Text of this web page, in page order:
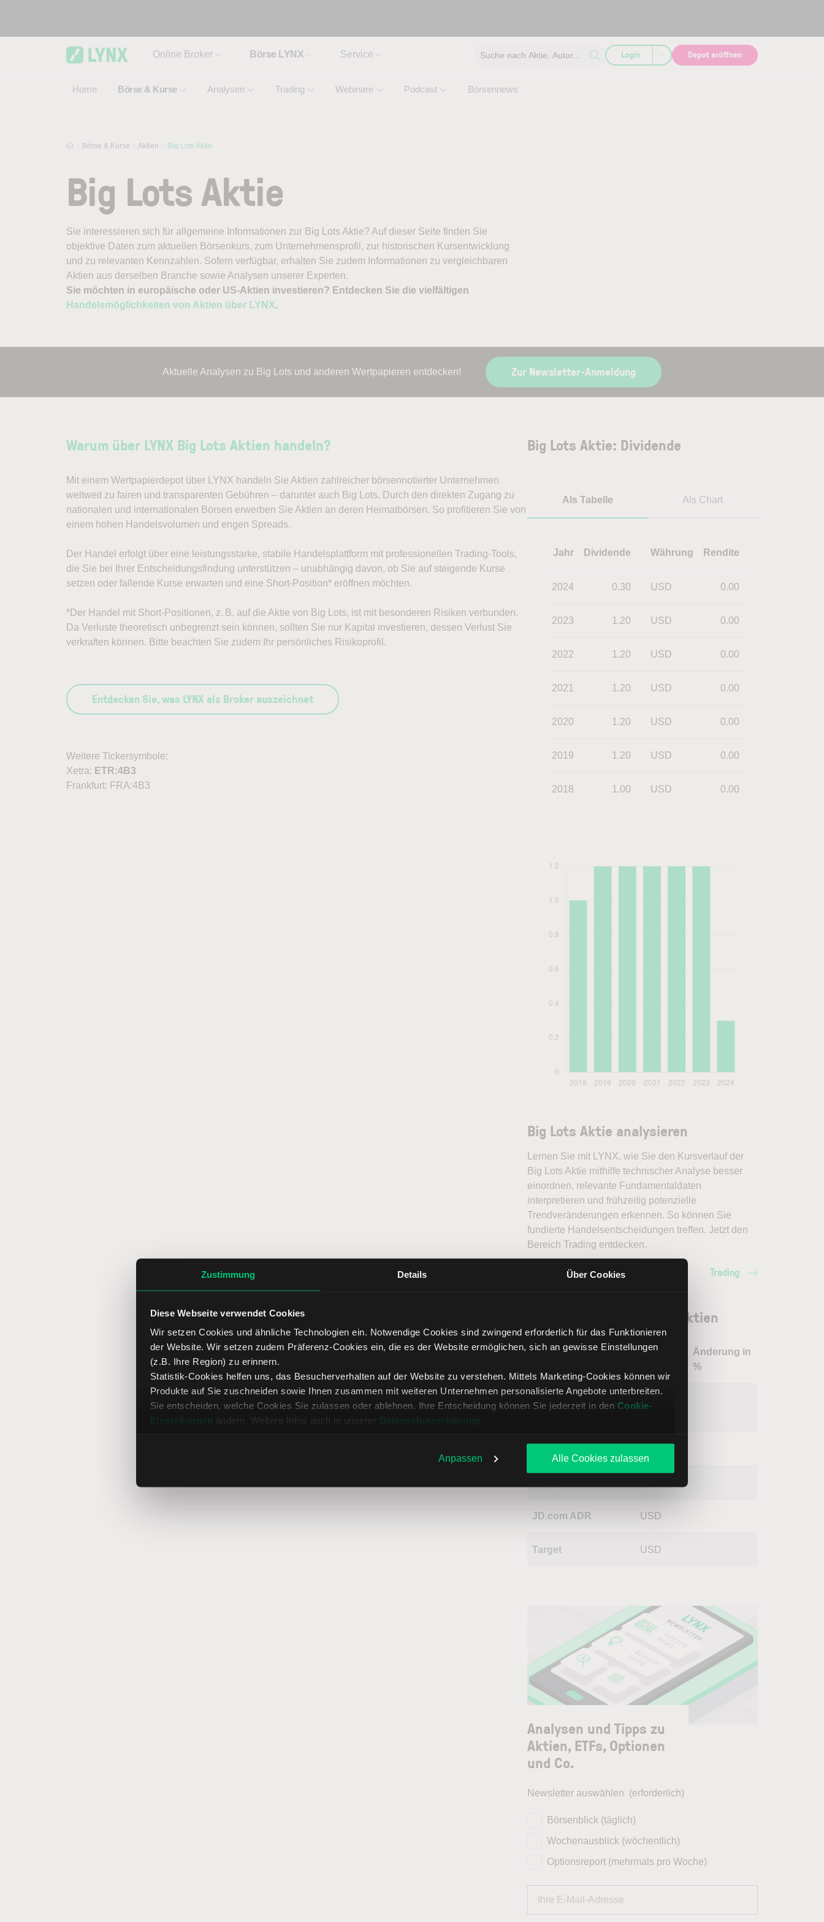
Zustimmung Details Über Cookies
Diese Webseite verwendet Cookies
Wir setzen Cookies und ähnliche Technologien ein. Notwendige Cookies sind zwingend erforderlich für das Funktionieren
der Website. Wir setzen zudem Präferenz-Cookies ein, die es der Website ermöglichen, sich an gewisse Einstellungen
(z.B. Ihre Region) zu erinnern.
Statistik-Cookies helfen uns, das Besucherverhalten auf der Website zu verstehen. Mittels Marketing-Cookies können wir
Produkte auf Sie zuschneiden sowie Ihnen zusammen mit weiteren Unternehmen personalisierte Angebote unterbreiten.
Sie entscheiden, welche Cookies Sie zulassen oder ablehnen. Ihre Entscheidung können Sie jederzeit in den Cookie-
Einstellungen
ändern. Weitere Infos auch in unserer Datenschutzerklärung
Anpassen Alle Cookies zulassen
Online Broker Börse LYNX
Home Börse & Kurse Analysen Trading Webinare Podcast Börsennews
Service Suche nach Aktie, Autor... Login Depot eröffnen
Börse & Kurse Aktien Big Lots Aktie
Big Lots Aktie
Sie interessieren sich für allgemeine Informationen zur Big Lots Aktie? Auf dieser Seite finden Sie
objektive Daten zum aktuellen Börsenkurs, zum Unternehmensprofil, zur historischen Kursentwicklung
und zu relevanten Kennzahlen. Sofern verfügbar, erhalten Sie zudem Informationen zu vergleichbaren
Aktien aus derselben Branche sowie Analysen unserer Experten.
Sie möchten in europäische oder US-Aktien investieren? Entdecken Sie die vielfältigen
Handelsmöglichkeiten von Aktien über LYNX.
Aktuelle Analysen zu Big Lots und anderen Wertpapieren entdecken! Zur Newsletter-Anmeldung
Warum über LYNX Big Lots Aktien handeln?
Mit einem Wertpapierdepot über LYNX handeln Sie Aktien zahlreicher börsennotierter Unternehmen
weltweit zu fairen und transparenten Gebühren – darunter auch Big Lots. Durch den direkten Zugang zu
nationalen und internationalen Börsen erwerben Sie Aktien an deren Heimatbörsen. So profitieren Sie von
einem hohen Handelsvolumen und engen Spreads.
Der Handel erfolgt über eine leistungsstarke, stabile Handelsplattform mit professionellen Trading-Tools,
die Sie bei Ihrer Entscheidungsfindung unterstützen – unabhängig davon, ob Sie auf steigende Kurse
setzen oder fallende Kurse erwarten und eine Short-Position* eröffnen möchten.
*Der Handel mit Short-Positionen, z. B. auf die Aktie von Big Lots, ist mit besonderen Risiken verbunden.
Da Verluste theoretisch unbegrenzt sein können, sollten Sie nur Kapital investieren, dessen Verlust Sie
verkraften können. Bitte beachten Sie zudem Ihr persönliches Risikoprofil.
Entdecken Sie, was LYNX als Broker auszeichnet
Weitere Tickersymbole:
Xetra: ETR:4B3
Frankfurt: FRA:4B3
Big Lots Aktie: Dividende
Als Tabelle Als Chart
Jahr Dividende Währung Rendite
2024 0.30 USD 0.00
2023 1.20 USD 0.00
2022 1.20 USD 0.00
2021 1.20 USD 0.00
2020 1.20 USD 0.00
2019 1.20 USD 0.00
2018 1.00 USD 0.00
Big Lots Aktie analysieren
Lernen Sie mit LYNX, wie Sie den Kursverlauf der
Big Lots Aktie mithilfe technischer Analyse besser
einordnen, relevante Fundamentaldaten
interpretieren und frühzeitig potenzielle
Trendveränderungen erkennen. So können Sie
fundierte Handelsentscheidungen treffen. Jetzt den
Bereich Trading entdecken.
Trading
Big Lots Aktie: Ähnliche Aktien
Änderung in
%
Costco
USD
JD.com ADR USD
Target USD
Analysen und Tipps zu
Aktien, ETFs, Optionen
und Co.
Newsletter auswählen (erforderlich)
Börsenblick (täglich)
Wochenausblick (wöchentlich)
Optionsreport (mehrmals pro Woche)